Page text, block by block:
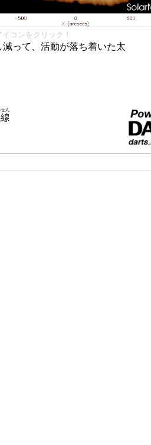
コンをクリック！
って、活動が落ち着いた太
せん